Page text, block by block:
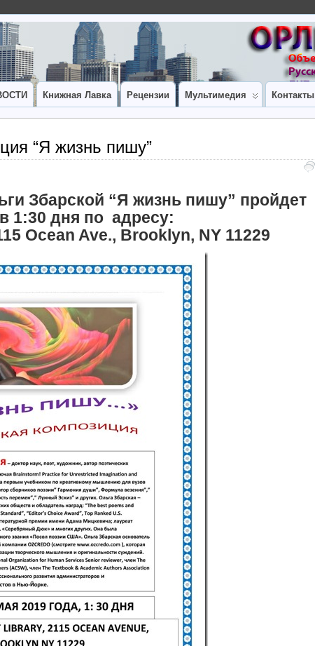
Книжная Лавка Рецензии Мультимедия Контакты
“Я жизнь пишу”
Збарской “Я жизнь пишу” пройдет
1:30 дня по адресу:
Ocean Ave., Brooklyn, NY 11229